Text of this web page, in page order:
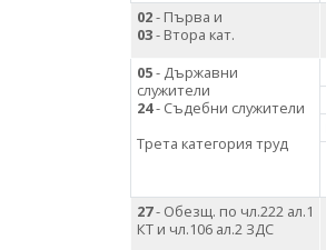
02- Първа и
03- Втора кат.
05- Държавни
служители
24- Съдебни служители
Трета категория труд
27- Обезщ. по чл.222 ал.1
КТ и чл.106 ал.2 ЗДС